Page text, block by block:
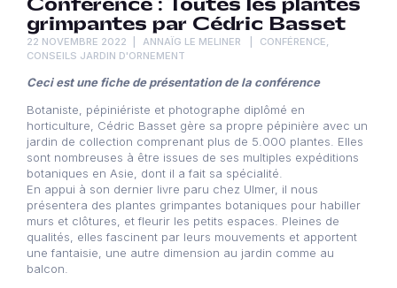
Conférence : Toutes les plantes
grimpantes par Cédric Basset
22 NOVEMBRE 2022 ANNAÏG LE MELINER CONFÉRENCE,
CONSEILS JARDIN D'ORNEMENT
Ceci est une fiche de présentation de la conférence
Botaniste, pépiniériste et photographe diplômé en
horticulture, Cédric Basset gère sa propre pépinière avec un
jardin de collection comprenant plus de 5.000 plantes. Elles
sont nombreuses à être issues de ses multiples expéditions
botaniques en Asie, dont il a fait sa spécialité.
En appui à son dernier livre paru chez Ulmer, il nous
présentera des plantes grimpantes botaniques pour habiller
murs et clôtures, et fleurir les petits espaces. Pleines de
qualités, elles fascinent par leurs mouvements et apportent
une fantaisie, une autre dimension au jardin comme au
balcon.